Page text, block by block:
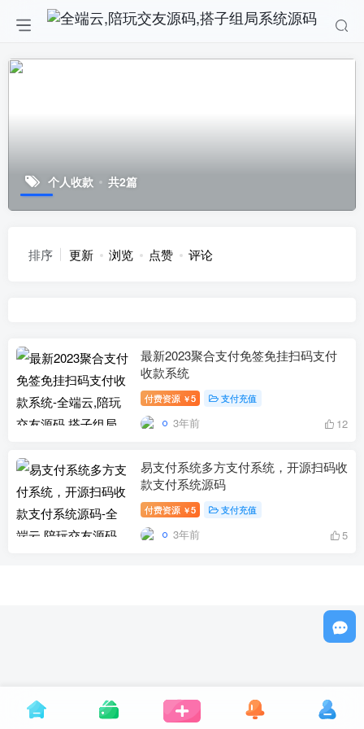
个人收款 共2篇
排序 更新 浏览 点赞 评论
最新2023聚合支付免签免挂扫码支付
收款系统
付费资源 ￥5 支付充值
3年前 12
易支付系统多方支付系统，开源扫码收
款支付系统源码
付费资源 ￥5 支付充值
3年前 5